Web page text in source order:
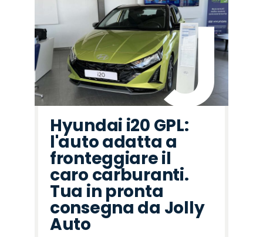
Hyundai i20 GPL:
l'auto adatta a
fronteggiare il
caro carburanti.
Tua in pronta
consegna da Jolly
Auto